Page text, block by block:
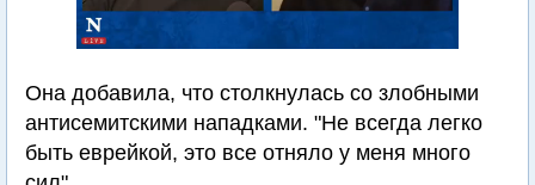
Она добавила, что столкнулась со злобными
антисемитскими нападками. "Не всегда легко
быть еврейкой, это все отняло у меня много